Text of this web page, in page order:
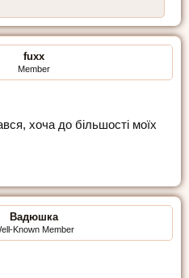
fuxx
Member
хоча до більшості моїх
Вадюшка
Known Member